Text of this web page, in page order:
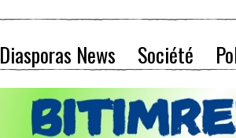
Diasporas News Société